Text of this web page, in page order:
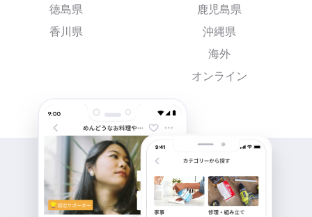
徳島県
香川県
鹿児島県
沖縄県
海外
オンライン